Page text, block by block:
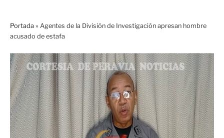
Portada » Agentes de la División de Investigación apresan hombre
acusado de estafa